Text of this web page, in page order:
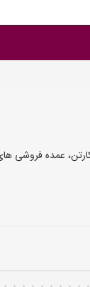
عمده فروشی